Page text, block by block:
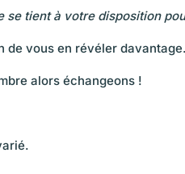
se tient à votre disposition
de vous en révéler davantage.
alors échangeons !